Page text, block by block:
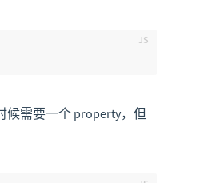
需要一个 property，但